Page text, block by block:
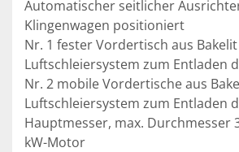
Automatischer seitlicher
Klingenwagen positioniert
Nr. 1 fester Vordertisch aus
Luftschleiersystem zum Entladen
Nr. 2 mobile Vordertische aus
Luftschleiersystem zum Entladen
Hauptmesser, max. Durchmesser
kW-Motor